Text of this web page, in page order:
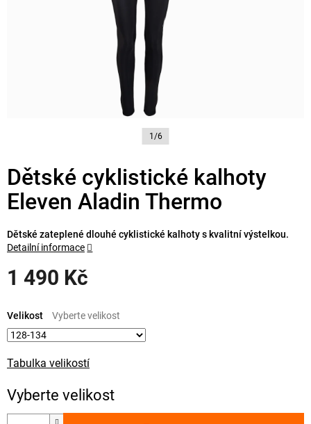
1/6
Dětské cyklistické kalhoty
Eleven Aladin Thermo
1 490 Kč
cena:
Tabulka velikostí
Velikost
Dětské zateplené dlouhé cyklistické kalhoty s kvalitní výstelkou.
Detailní informace